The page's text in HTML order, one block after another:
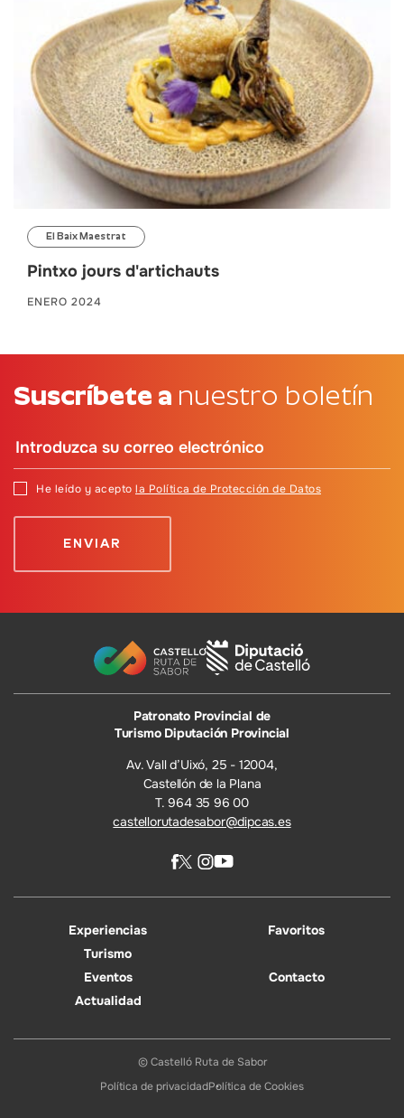
El Baix Maestrat
Pintxo jours d'artichauts
ENERO 2024
Suscríbete a nuestro boletín
He leído y acepto la Política de Protección de Datos
Patronato Provincial de
Turismo Diputación Provincial
Av. Vall d’Uixó, 25 - 12004,
Castellón de la Plana
T. 964 35 96 00
castellorutadesabor@dipcas.es
Experiencias
Turismo
Eventos
Actualidad
Favoritos
Contacto
© Castelló Ruta de Sabor
Política de privacidadPolítica de Cookies